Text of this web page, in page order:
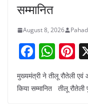
सम्मानित
August 8, 2026
F
a
c
W
h
at
Pi
nt
मुख्यमंत्री ने तीलू रौतेली एवं
किया सम्मानित तीलू रौतेली